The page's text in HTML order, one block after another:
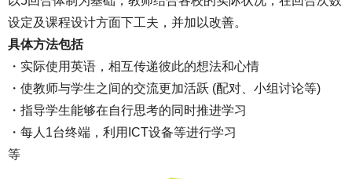
设定及课程设计方面下工夫，并加以改善。
具体方法包括
・实际使用英语，相互传递彼此的想法和心情
・使教师与学生之间的交流更加活跃 (配对、小组讨论等)
・指导学生能够在自行思考的同时推进学习
・每人1台终端，利用ICT设备等进行学习
等